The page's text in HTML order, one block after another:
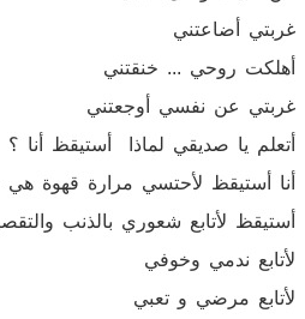
غربتي أضاعتني
أهلكت روحي ... خنقتني
غربتي عن نفسي أوجعتني
أتعلم يا صديقي لماذا أستيقظ أنا ؟
أنا أستيقظ لأحتسي مرارة قهوة
أستيقظ لأتابع شعوري بالذنب
لأتابع ندمي وخوفي
لأتابع مرضي و تعبي